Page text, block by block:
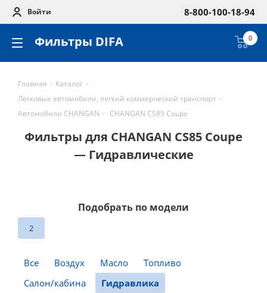
Войти 8-800-100-18-94
Фильтры DIFA 0
Главная - Каталог -
Легковые автомобили, легкий коммерческий транспорт -
Автомобили CHANGAN - CHANGAN CS85 Coupe
Фильтры для CHANGAN CS85 Coupe
— Гидравлические
Подобрать по модели
2
Все Воздух Масло
Топливо
Салон/кабина
Гидравлика